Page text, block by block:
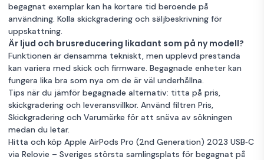
begagnat exemplar kan ha kortare tid beroende på
användning. Kolla skickgradering och säljbeskrivning för
uppskattning.
Är ljud och brusreducering likadant som på ny modell?
Funktionen är densamma tekniskt, men upplevd prestanda
kan variera med skick och firmware. Begagnade enheter kan
fungera lika bra som nya om de är väl underhållna.
Tips när du jämför begagnade alternativ: titta på pris,
skickgradering och leveransvillkor. Använd filtren Pris,
Skickgradering och Varumärke för att snäva av sökningen
medan du letar.
Hitta och köp Apple AirPods Pro (2nd Generation) 2023 USB‑C
via Relovie – Sveriges största samlingsplats för begagnat på